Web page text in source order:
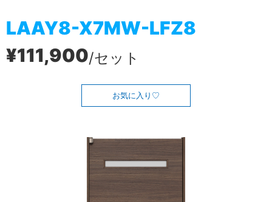
LAAY8-X7MW-LFZ8
¥111,900/セット
お気に入り